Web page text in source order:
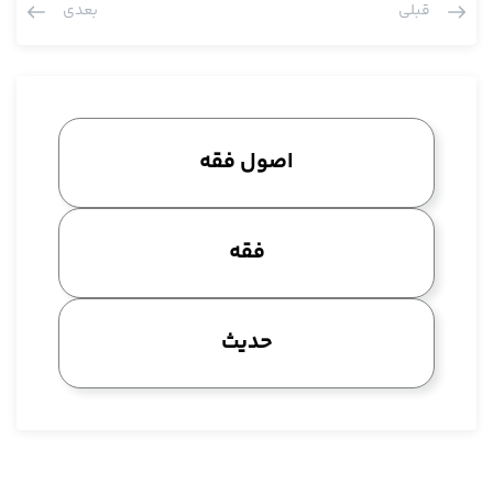
نیست لکن اشعار هست که مادام یقین داشته، طهارت داشته به
یعنی آن چه که در کلمات اهل سنت به عنوان حدیث است این است.
امروز که باز دو مرتبه نگاه کردم دیدم که در صحیح مسلم، البته این
حدیث را دیدم از غیر صحیح مسلم تخریج نکردند، آیا منحصر در صحیح
مسلم است یا نه؟ احتمال می دهم به هر حال چون این حدیث در
بخاری هم هست لکن این متن منحصر است یعنی فعلا منحصرا من
دیگری هم نقل کرده یا نه. در آن جا متن این حدیثی که در باب شک در
رکعات است این طور است که فلیطرح الشک و لیبنَ علی ما استیقن،
این جا طرح شک دارد، فلیطرح الشک و لیبن علی ما استیقن، این عبارت
در صحیح مسلم است و در الاشباه و النظائر سیوطی هم شبیه این را
قبلی بعدی
اصول فقه
فقه
حدیث